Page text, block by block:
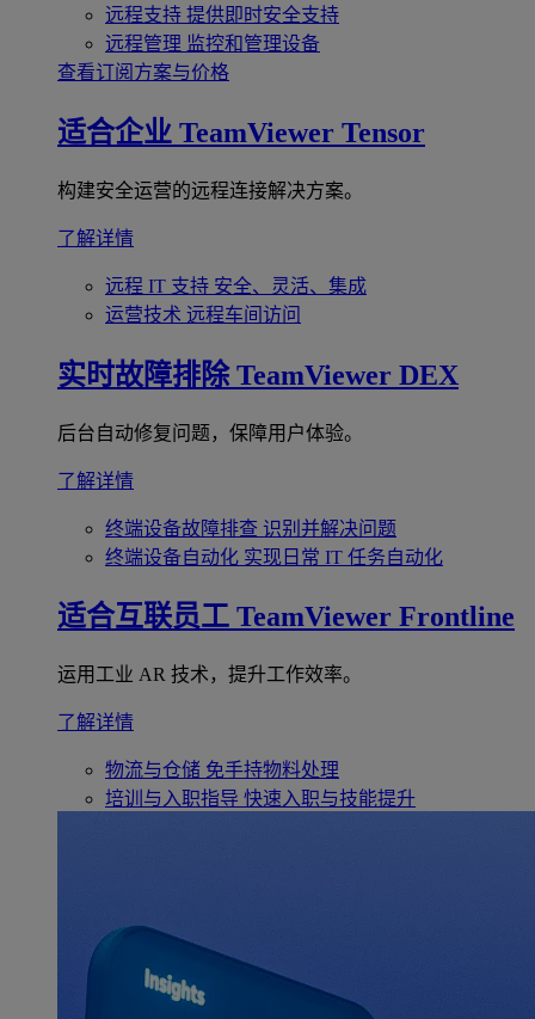
远程支持 提供即时安全支持
远程管理 监控和管理设备
查看订阅方案与价格
适合企业 TeamViewer Tensor
构建安全运营的远程连接解决方案。
了解详情
远程 IT 支持 安全、灵活、集成
运营技术 远程车间访问
实时故障排除 TeamViewer DEX
后台自动修复问题，保障用户体验。
了解详情
终端设备故障排查 识别并解决问题
终端设备自动化 实现日常 IT 任务自动化
适合互联员工 TeamViewer Frontline
运用工业 AR 技术，提升工作效率。
了解详情
物流与仓储 免手持物料处理
培训与入职指导 快速入职与技能提升